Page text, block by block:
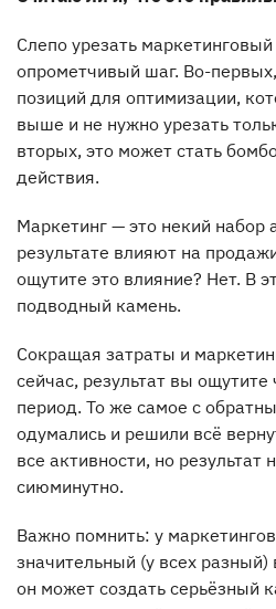
Слепо урезать
опрометчивый шаг. Во-
позиций для оптимизации,
выше и не нужно урезать
вторых, это может стать
действия.
Маркетинг — это некий набор
результате влияют на
ощутите это влияние? Нет. В
подводный камень.
Сокращая затраты и
сейчас, результат вы
период. То же самое с
одумались и решили всё
все активности, но результат
сиюминутно.
Важно помнить: у
значительный (у всех
он может создать серьёзный